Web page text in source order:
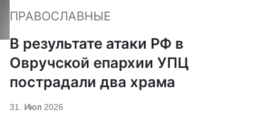
ПРАВОСЛАВНЫЕ
В результате атаки РФ в
Овручской епархии УПЦ
пострадали два храма
31. Июл 2026